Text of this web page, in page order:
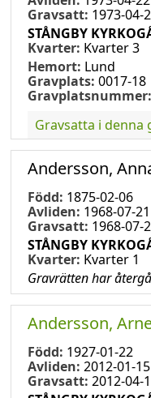
Gravsatt: 1973-04-
STÅNGBY
Kvarter: Kvarter 3
Hemort: Lund
Gravplats: 0017-18
Gravplatsnummer:
Gravsatta i denna
Andersson,
Född: 1875-02-06
Avliden: 1968-07-21
Gravsatt: 1968-07-
STÅNGBY
Kvarter: Kvarter 1
Gravrätten har
Andersson,
Född: 1927-01-22
Avliden: 2012-01-15
Gravsatt: 2012-04-